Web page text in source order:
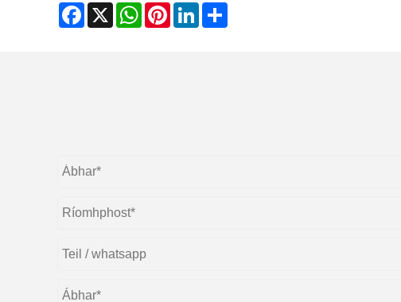
Facebook
X WhatsAppPinterestLinkedIn